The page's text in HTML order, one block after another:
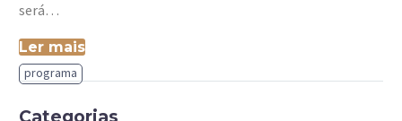
será…
Ler mais
programa